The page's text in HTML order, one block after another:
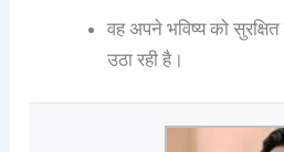
वह अपने भविष्य को
उठा रही है।